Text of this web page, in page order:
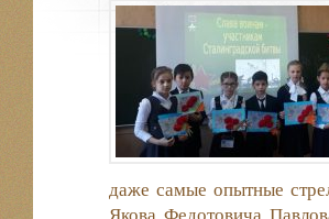
даже самые опытные
Якова Федотовича